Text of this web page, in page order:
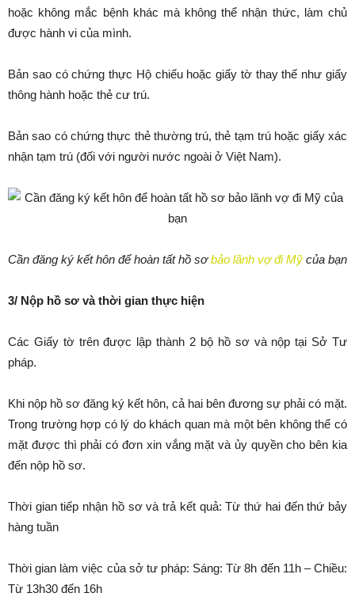
hoặc không mắc bệnh khác mà không thể nhận thức, làm chủ
được hành vi của mình.
Bản sao có chứng thực Hộ chiếu hoặc giấy tờ thay thế như giấy
thông hành hoặc thẻ cư trú.
Bản sao có chứng thực thẻ thường trú, thẻ tạm trú hoặc giấy xác
nhận tạm trú (đối với người nước ngoài ở Việt Nam).
Cần đăng ký kết hôn để hoàn tất hồ sơbảo lãnh vợ đi Mỹ của bạn
3/ Nộp hồ sơ và thời gian thực hiện
Các Giấy tờ trên được lập thành 2 bộ hồ sơ và nộp tại Sở Tư
pháp.
Khi nộp hồ sơ đăng ký kết hôn, cả hai bên đương sự phải có mặt.
Trong trường hợp có lý do khách quan mà một bên không thể có
mặt được thì phải có đơn xin vắng mặt và ủy quyền cho bên kia
đến nộp hồ sơ.
Thời gian tiếp nhận hồ sơ và trả kết quả: Từ thứ hai đến thứ bảy
hàng tuần
Thời gian làm việc của sở tư pháp: Sáng: Từ 8h đến 11h – Chiều:
Từ 13h30 đến 16h